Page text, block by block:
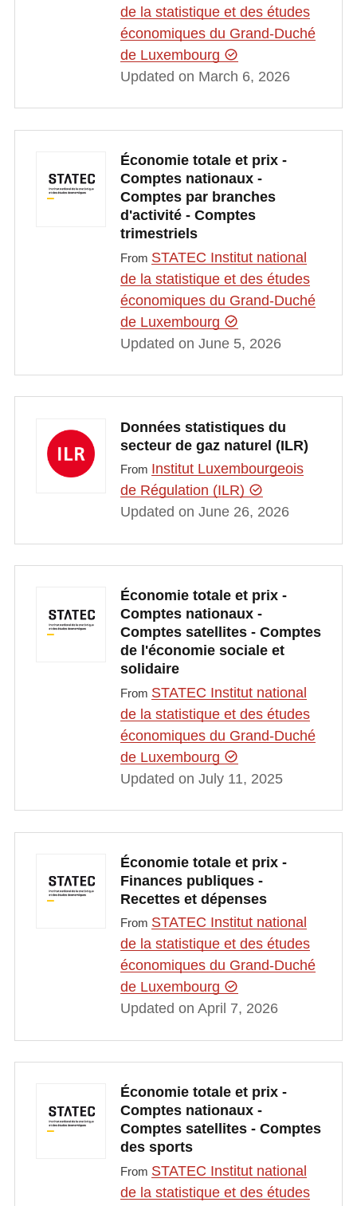
de la statistique et des études
économiques du Grand-Duché
de Luxembourg
Updated on March 6, 2026
Économie totale et prix -
Comptes nationaux -
Comptes par branches
d'activité - Comptes
trimestriels
From STATEC Institut national
de la statistique et des études
économiques du Grand-Duché
de Luxembourg
Updated on June 5, 2026
Données statistiques du
secteur de gaz naturel (ILR)
From Institut Luxembourgeois
de Régulation (ILR)
Updated on June 26, 2026
Économie totale et prix -
Comptes nationaux -
Comptes satellites - Comptes
de l'économie sociale et
solidaire
From STATEC Institut national
de la statistique et des études
économiques du Grand-Duché
de Luxembourg
Updated on July 11, 2025
Économie totale et prix -
Finances publiques -
Recettes et dépenses
From STATEC Institut national
de la statistique et des études
économiques du Grand-Duché
de Luxembourg
Updated on April 7, 2026
Économie totale et prix -
Comptes nationaux -
Comptes satellites - Comptes
des sports
From STATEC Institut national
de la statistique et des études